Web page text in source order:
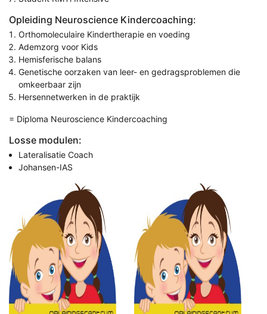
Opleiding Neuroscience Kindercoaching:
Orthomoleculaire Kindertherapie en voeding
Ademzorg voor Kids
Hemisferische balans
Genetische oorzaken van leer- en gedragsproblemen die
omkeerbaar zijn
Hersennetwerken in de praktijk
= Diploma Neuroscience Kindercoaching
Losse modulen:
Lateralisatie Coach
Johansen-IAS